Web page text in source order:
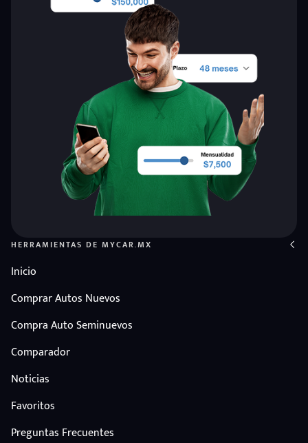
HERRAMIENTAS DE MYCAR.MX
Inicio
Comprar Autos Nuevos
Compra Auto Seminuevos
Comparador
Noticias
Favoritos
Preguntas Frecuentes